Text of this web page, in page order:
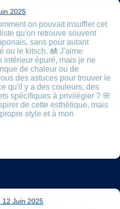
2025
on pouvait insuffler cet
qu'on retrouve souvent
sans pour autant
ou le kitsch. 🎎 J'aime
intérieur épuré, mais je ne
de chaleur ou de
des astuces pour trouver le
qu'il y a des couleurs, des
spécifiques à privilégier ? 🌸
de cette esthétique, mais
style et à mon
12 Juin 2025